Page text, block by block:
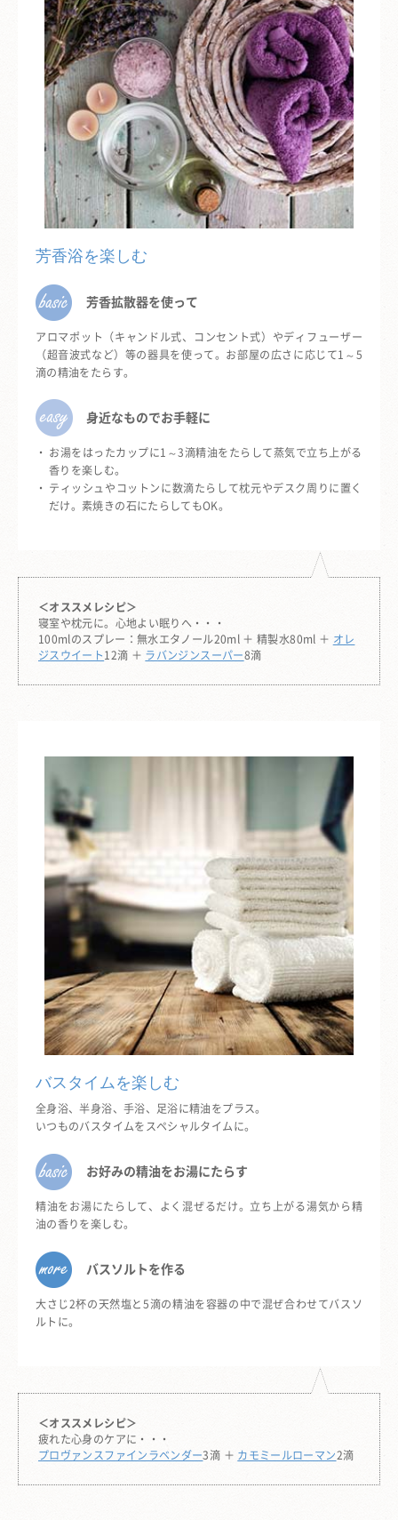
芳香浴を楽しむ
芳香拡散器を使って
アロマポット（キャンドル式、コンセント式）やディフューザー
（超音波式など）等の器具を使って。お部屋の広さに応じて1～5
滴の精油をたらす。
身近なものでお手軽に
お湯をはったカップに1～3滴精油をたらして蒸気で立ち上がる
香りを楽しむ。
ティッシュやコットンに数滴たらして枕元やデスク周りに置く
だけ。素焼きの石にたらしてもOK。
＜オススメレシピ＞
寝室や枕元に。心地よい眠りへ・・・
100mlのスプレー：無水エタノール20ml ＋ 精製水80ml ＋ オレ
ジスウイート12滴 ＋ ラバンジンスーパー8滴
バスタイムを楽しむ
全身浴、半身浴、手浴、足浴に精油をプラス。
いつものバスタイムをスペシャルタイムに。
お好みの精油をお湯にたらす
精油をお湯にたらして、よく混ぜるだけ。立ち上がる湯気から精
油の香りを楽しむ。
バスソルトを作る
大さじ2杯の天然塩と5滴の精油を容器の中で混ぜ合わせてバスソ
ルトに。
＜オススメレシピ＞
疲れた心身のケアに・・・
プロヴァンスファインラベンダー3滴 ＋ カモミールローマン2滴